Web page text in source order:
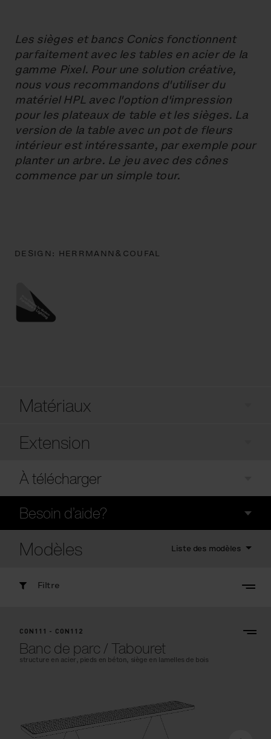
Les sièges et bancs Conics fonctionnent
parfaitement avec les tables en acier de la
gamme Pixel. Pour une solution créative,
nous vous recommandons d'utiliser du
matériel HPL avec l'option d'impression
pour les plateaux de table et les sièges. La
version de la table avec un pot de fleurs
intérieur est intéressante, par exemple pour
planter un arbre. Le jeu avec des cônes
commence par un simple tour.
DESIGN: HERRMANN&COUFAL
Matériaux
Extension
À télécharger
Besoin d’aide?
Modèles Liste des modèles
Filtre
CON111 - CON112
Banc de parc / Tabouret
structure en acier, pieds en béton, siège en lamelles de bois